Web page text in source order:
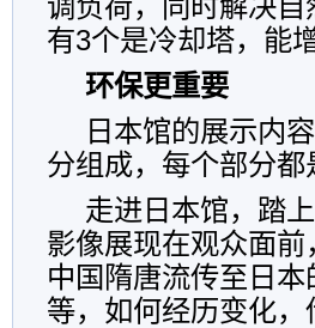
调负荷，同时解决
有3个是冷却塔，能
环保更重要
日本馆的展示内
分组成，每个部分
走进日本馆，踏
影像展现在观众面
中国隋唐流传至日
等，如何经历变化，